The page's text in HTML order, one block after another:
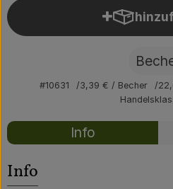
Community
#10631 3,39 € / Becher
Info
Info